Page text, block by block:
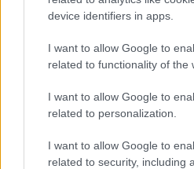
device identifiers in apps.
I want to allow Google to
related to functionality of the
I want to allow Google to
related to personalization.
I want to allow Google to
related to security, including